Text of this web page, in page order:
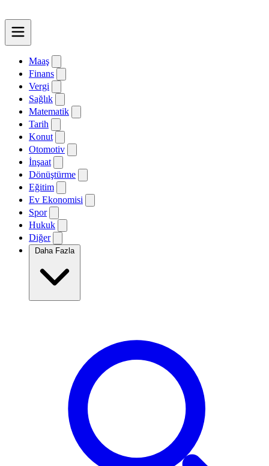
Maaş
Finans
Vergi
Sağlık
Matematik
Tarih
Konut
Otomotiv
İnşaat
Dönüştürme
Eğitim
Ev Ekonomisi
Spor
Hukuk
Diğer
Daha Fazla